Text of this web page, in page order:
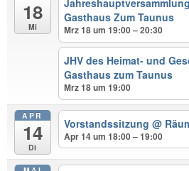
18
Mi
Gasthaus Zum Taunus
Mrz 18 um 19:00 – 20:30
JHV des Heimat- und
Gasthaus zum Taunus
Mrz 18 um 19:00
APR
14
Di
Vorstandssitzung@
Apr 14 um 18:00 – 19:00